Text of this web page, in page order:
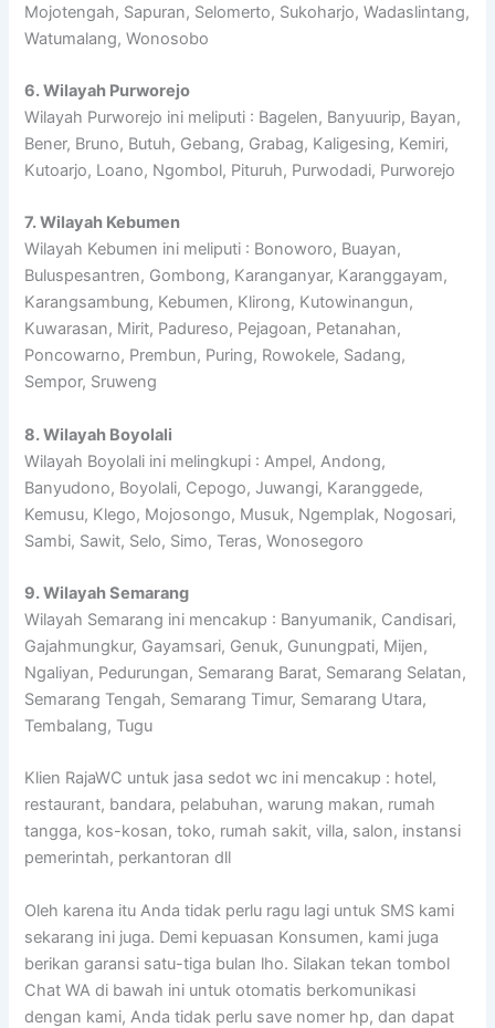
Mojotengah, Sapuran, Selomerto, Sukoharjo, Wadaslintang,
Watumalang, Wonosobo
6. Wilayah Purworejo
Wilayah Purworejo ini meliputi : Bagelen, Banyuurip, Bayan,
Bener, Bruno, Butuh, Gebang, Grabag, Kaligesing, Kemiri,
Kutoarjo, Loano, Ngombol, Pituruh, Purwodadi, Purworejo
7. Wilayah Kebumen
Wilayah Kebumen ini meliputi : Bonoworo, Buayan,
Buluspesantren, Gombong, Karanganyar, Karanggayam,
Karangsambung, Kebumen, Klirong, Kutowinangun,
Kuwarasan, Mirit, Padureso, Pejagoan, Petanahan,
Poncowarno, Prembun, Puring, Rowokele, Sadang,
Sempor, Sruweng
8. Wilayah Boyolali
Wilayah Boyolali ini melingkupi : Ampel, Andong,
Banyudono, Boyolali, Cepogo, Juwangi, Karanggede,
Kemusu, Klego, Mojosongo, Musuk, Ngemplak, Nogosari,
Sambi, Sawit, Selo, Simo, Teras, Wonosegoro
9. Wilayah Semarang
Wilayah Semarang ini mencakup : Banyumanik, Candisari,
Gajahmungkur, Gayamsari, Genuk, Gunungpati, Mijen,
Ngaliyan, Pedurungan, Semarang Barat, Semarang Selatan,
Semarang Tengah, Semarang Timur, Semarang Utara,
Tembalang, Tugu
Klien RajaWC untuk jasa sedot wc ini mencakup : hotel,
restaurant, bandara, pelabuhan, warung makan, rumah
tangga, kos-kosan, toko, rumah sakit, villa, salon, instansi
pemerintah, perkantoran dll
Oleh karena itu Anda tidak perlu ragu lagi untuk SMS kami
sekarang ini juga. Demi kepuasan Konsumen, kami juga
berikan garansi satu-tiga bulan lho. Silakan tekan tombol
Chat WA di bawah ini untuk otomatis berkomunikasi
dengan kami, Anda tidak perlu save nomer hp, dan dapat